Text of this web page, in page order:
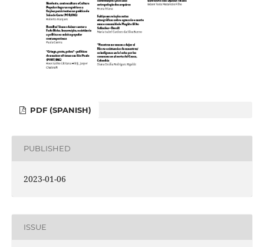
PDF (SPANISH)
PUBLISHED
2023-01-06
ISSUE